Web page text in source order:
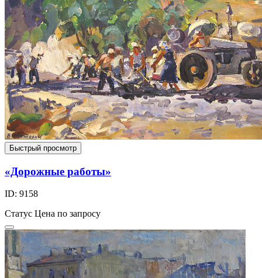
Быстрый просмотр
«Дорожные работы»
ID: 9158
Статус Цена по запросу